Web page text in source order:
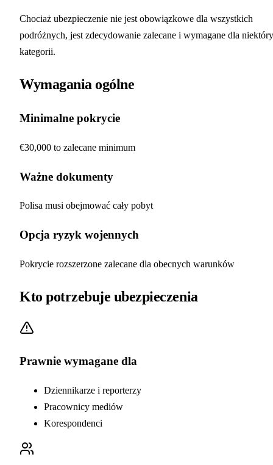
Chociaż ubezpieczenie nie jest obowiązkowe dla wszystkich
podróżnych, jest zdecydowanie zalecane i wymagane dla
kategorii.
Wymagania ogólne
Minimalne pokrycie
€30,000 to zalecane minimum
Ważne dokumenty
Polisa musi obejmować cały pobyt
Opcja ryzyk wojennych
Pokrycie rozszerzone zalecane dla obecnych warunków
Kto potrzebuje ubezpieczenia
Prawnie wymagane dla
Dziennikarze i reporterzy
Pracownicy mediów
Korespondenci